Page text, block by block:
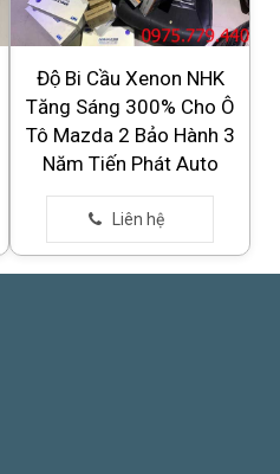
Độ Bi Cầu Xenon NHK
Tăng Sáng 300% Cho Ô
Tô Mazda 2 Bảo Hành 3
Năm Tiến Phát Auto